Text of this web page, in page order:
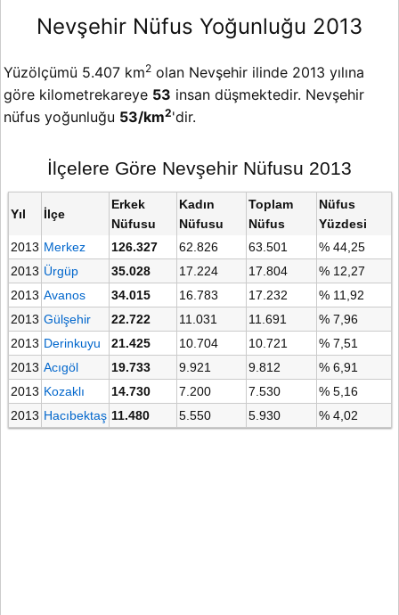
Nevşehir Nüfus Yoğunluğu 2013
Yüzölçümü 5.407 km2 olan Nevşehir ilinde 2013 yılına
göre kilometrekareye 53 insan düşmektedir. Nevşehir
nüfus yoğunluğu 53/km2'dir.
İlçelere Göre Nevşehir Nüfusu 2013
Yıl İlçe
Erkek
Nüfusu
Kadın
Nüfusu
Toplam
Nüfus
Nüfus
Yüzdesi
2013 Merkez 126.327 62.826 63.501
% 44,25
2013 Ürgüp 35.028 17.224 17.804
% 12,27
2013 Avanos 34.015 16.783 17.232
% 11,92
2013 Gülşehir 22.722 11.031 11.691
% 7,96
2013 Derinkuyu 21.425 10.704 10.721
% 7,51
2013 Acıgöl 19.733 9.921 9.812
% 6,91
2013 Kozaklı 14.730 7.200 7.530
% 5,16
2013 Hacıbektaş 11.480 5.550 5.930 % 4,02